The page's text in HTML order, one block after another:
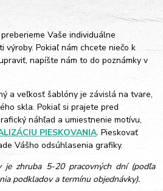
Vaše individuálne
výroby. Pokiaľ nám chcete niečo k
napíšte nám to do poznámky v
a veľkosť šablóny je závislá na tvare,
skla. Pokiaľ si prajete pred
náhľad a umiestnenie motívu,
PIESKOVANIA. Pieskovať
Vášho odsúhlasenia grafiky.
je zhruba 5-20 pracovných dní (podľa
podkladov a termínu objednávky).